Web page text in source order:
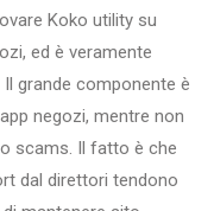
Koko utility su
ed è veramente
grande componente è
negozi, mentre non
scams. Il fatto è che
dal direttori tendono